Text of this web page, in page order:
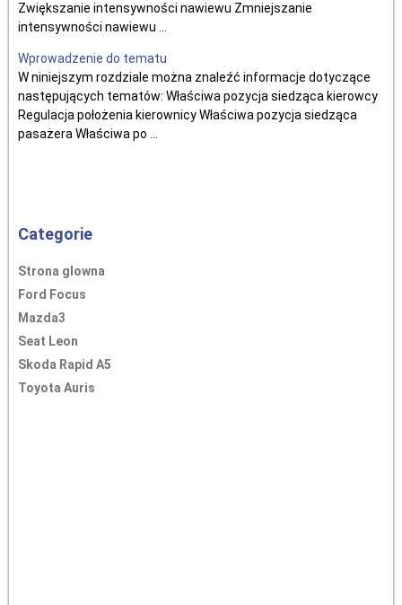
Zwiększanie intensywności nawiewu Zmniejszanie
intensywności nawiewu ...
Wprowadzenie do tematu
W niniejszym rozdziale można znaleźć informacje dotyczące
następujących tematów: Właściwa pozycja siedząca kierowcy
Regulacja położenia kierownicy Właściwa pozycja siedząca
pasażera Właściwa po ...
Categorie
Strona glowna
Ford Focus
Mazda3
Seat Leon
Skoda Rapid A5
Toyota Auris